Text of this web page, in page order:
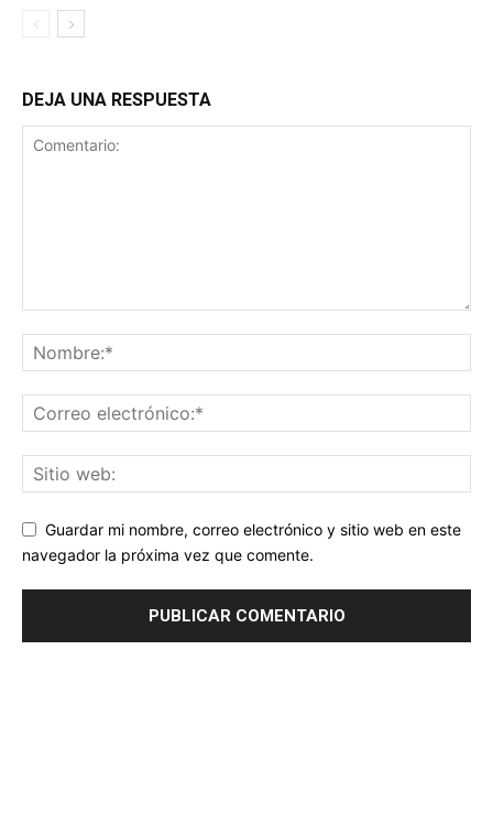
DEJA UNA RESPUESTA
Guardar mi nombre, correo electrónico y sitio web en este
navegador la próxima vez que comente.